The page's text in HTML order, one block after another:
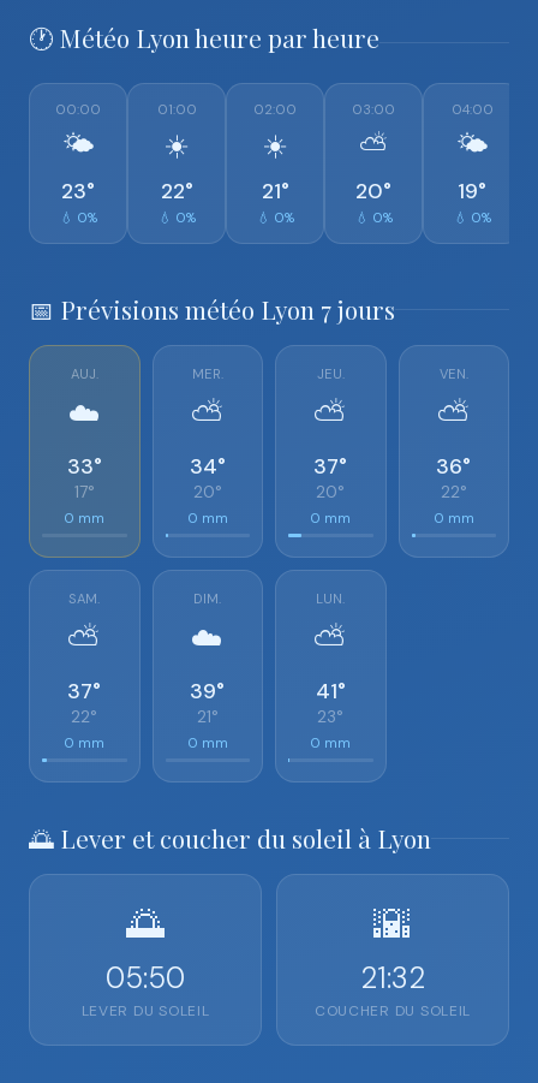
🕐 Météo Lyon heure par heure
00:00
🌤️
23°
💧 0%
01:00
☀️
22°
💧 0%
02:00
☀️
21°
💧 0%
03:00
⛅
20°
💧 0%
04:00
🌤️
19°
💧 0%
📅 Prévisions météo Lyon 7 jours
AUJ.
☁️
33°
17°
0 mm
MER.
⛅
34°
20°
0 mm
JEU.
⛅
37°
20°
0 mm
VEN.
⛅
36°
22°
0 mm
SAM.
⛅
37°
22°
0 mm
DIM.
☁️
39°
21°
0 mm
LUN.
⛅
41°
23°
0 mm
🌅 Lever et coucher du soleil à Lyon
🌅
05:50
LEVER DU SOLEIL
🌇
21:32
COUCHER DU SOLEIL